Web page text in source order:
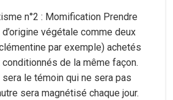
n°2 : Momification Prendre
végétale comme deux
par exemple) achetés
conditionnés de la même façon.
sera le témoin qui ne sera pas
sera magnétisé chaque jour.